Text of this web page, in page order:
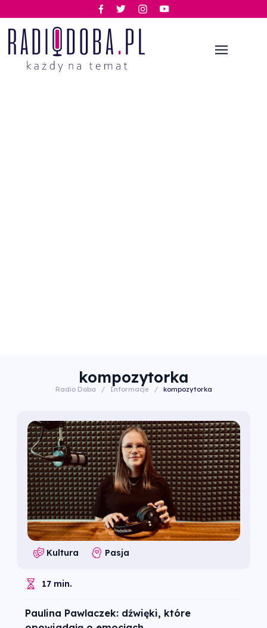
kompozytorka
Radio Doba / Informacje / kompozytorka
Kultura Pasja
17 min.
Paulina Pawlaczek: dźwięki, które